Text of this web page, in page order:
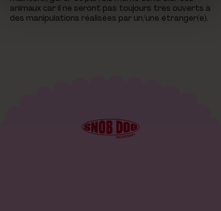
animaux car il ne seront pas toujours très ouverts à
des manipulations réalisées par un/une étranger(e).